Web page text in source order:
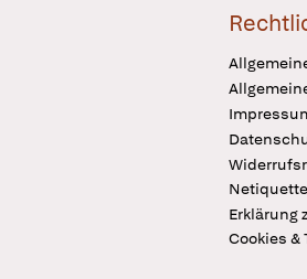
Netiquette
Erklärung
Cookies &